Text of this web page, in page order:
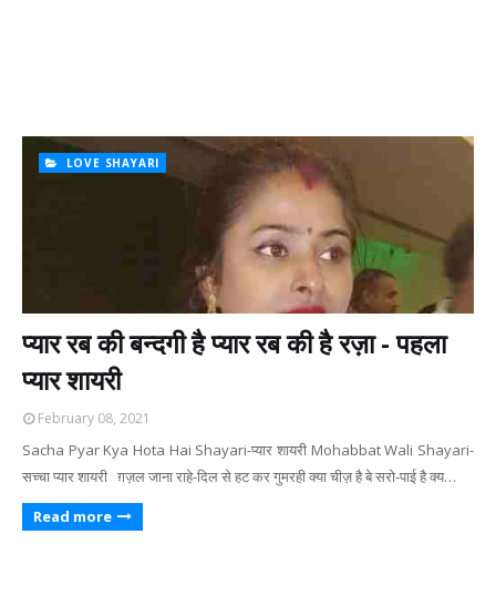
LOVE SHAYARI
प्यार रब की बन्दगी है प्यार रब की है रज़ा - पहला
प्यार शायरी
February 08, 2021
Sacha Pyar Kya Hota Hai Shayari-प्यार शायरी Mohabbat Wali Shayari-
सच्चा प्यार शायरी ग़ज़ल जाना राहे-दिल से हट कर गुमरही क्या चीज़ है बे सरो-पाई है क्य…
Read more